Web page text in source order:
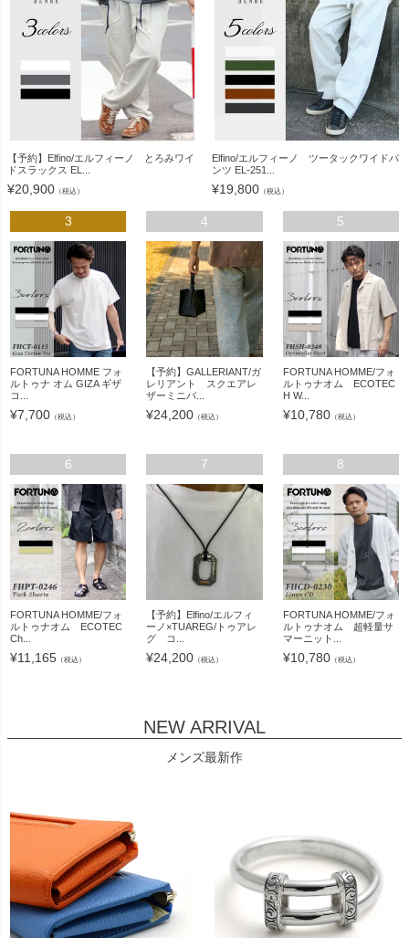
【予約】Elfino/エルフィーノ とろみワイ
ドスラックス EL...
¥20,900 （税込）
Elfino/エルフィーノ ツータックワイドパ
ンツ EL-251...
¥19,800 （税込）
3
FORTUNA HOMME フォ
ルトゥナ オム GIZA ギザ
コ...
¥7,700 （税込）
4
【予約】GALLERIANT/ガ
レリアント スクエアレ
ザーミニバ...
¥24,200 （税込）
5
FORTUNA HOMME/フォ
ルトゥナオム ECOTEC
H W...
¥10,780（税込）
6
FORTUNA HOMME/フォ
ルトゥナオム ECOTEC
Ch...
¥11,165 （税込）
7
【予約】Elfino/エルフィ
ーノ×TUAREG/トゥアレ
グ コ...
¥24,200 （税込）
8
FORTUNA HOMME/フォ
ルトゥナオム 超軽量サ
マーニット...
¥10,780（税込）
NEW ARRIVAL
メンズ最新作